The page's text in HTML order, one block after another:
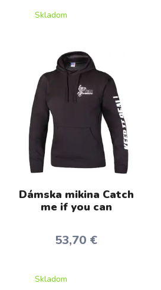
Skladom
Dámska mikina Catch
me if you can
53,70 €
Skladom